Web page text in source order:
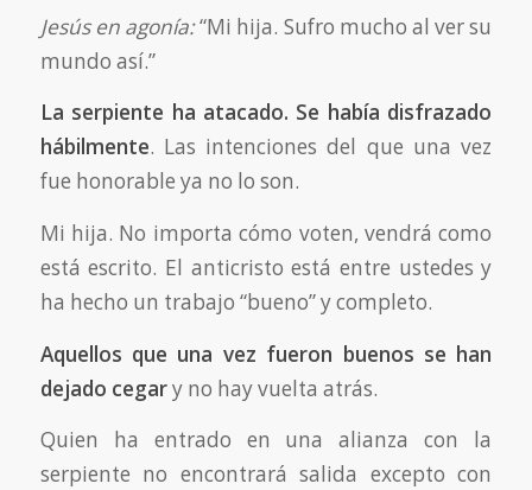
Jesús en agonía:“Mi hija. Sufro mucho al ver su
mundo así.”
La serpiente ha atacado. Se había disfrazado
hábilmente. Las intenciones del que una vez
fue honorable ya no lo son.
Mi hija. No importa cómo voten, vendrá como
está escrito. El anticristo está entre ustedes y
ha hecho un trabajo “bueno” y completo.
Aquellos que una vez fueron buenos se han
dejado cegary no hay vuelta atrás.
Quien ha entrado en una alianza con la
serpiente no encontrará salida excepto con